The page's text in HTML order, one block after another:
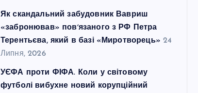
Як скандальний забудовник Вавриш
«забронював» повʼязаного з РФ Петра
Терентьєва, який в базі «Миротворець» 24
Липня, 2026
УЄФА проти ФІФА. Коли у світовому
футболі вибухне новий корупційний